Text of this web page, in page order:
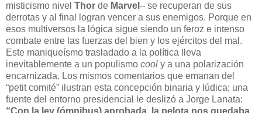
misticismo nivel Thor de Marvel – se recuperan de sus
derrotas y al final logran vencer a sus enemigos. Porque en
esos multiversos la lógica sigue siendo un feroz e intenso
combate entre las fuerzas del bien y los ejércitos del mal.
Este maniqueísmo trasladado a la política lleva
inevitablemente a un populismo cool y a una polarización
encarnizada. Los mismos comentarios que emanan del
“petit comité” ilustran esta concepción binaria y lúdica; una
fuente del entorno presidencial le deslizó a Jorge Lanata: